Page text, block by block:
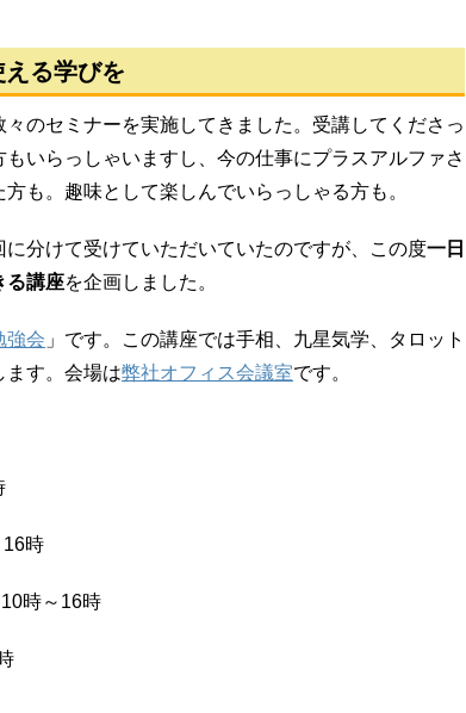
る学びを
々のセミナーを実施してきました。受講してくださっ
いらっしゃいますし、今の仕事にプラスアルファさ
も。趣味として楽しんでいらっしゃる方も。
分けて受けていただいていたのですが、この度一日
る講座を企画しました。
強会 」です。この講座では手相、九星気学、タロット
ます。会場は弊社オフィス会議室です。
時
時～16時